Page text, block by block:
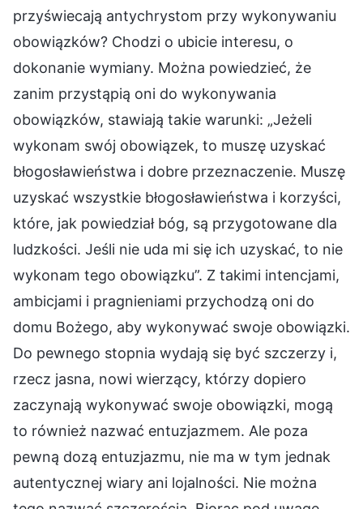
przyświecają antychrystom przy wykonywaniu
obowiązków? Chodzi o ubicie interesu, o
dokonanie wymiany. Można powiedzieć, że
zanim przystąpią oni do wykonywania
obowiązków, stawiają takie warunki: „Jeżeli
wykonam swój obowiązek, to muszę uzyskać
błogosławieństwa i dobre przeznaczenie. Muszę
uzyskać wszystkie błogosławieństwa i korzyści,
które, jak powiedział bóg, są przygotowane dla
ludzkości. Jeśli nie uda mi się ich uzyskać, to nie
wykonam tego obowiązku”. Z takimi intencjami,
ambicjami i pragnieniami przychodzą oni do
domu Bożego, aby wykonywać swoje obowiązki.
Do pewnego stopnia wydają się być szczerzy i,
rzecz jasna, nowi wierzący, którzy dopiero
zaczynają wykonywać swoje obowiązki, mogą
to również nazwać entuzjazmem. Ale poza
pewną dozą entuzjazmu, nie ma w tym jednak
autentycznej wiary ani lojalności. Nie można